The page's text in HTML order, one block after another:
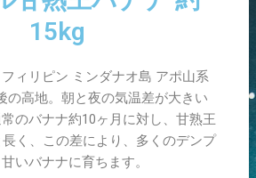
15kg
ィリピン ミンダナオ島 アポ山系
の高地。朝と夜の気温差が大きい
のバナナ約10ヶ月に対し、甘熟王
く、この差により、多くのデンプ
いバナナに育ちます。